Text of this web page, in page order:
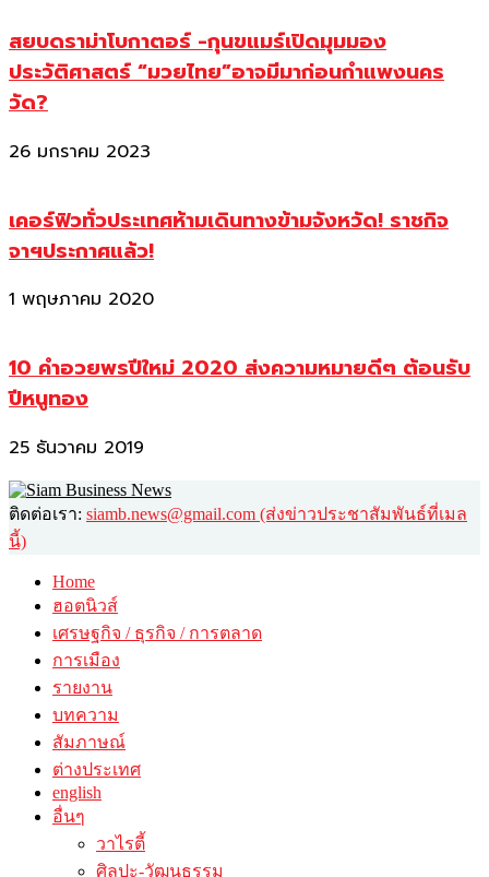
สยบดราม่าโบกาตอร์ -กุนขแมร์เปิดมุมมอง
ประวัติศาสตร์ “มวยไทย”อาจมีมาก่อนกำแพงนคร
วัด?
26 มกราคม 2023
เคอร์ฟิวทั่วประเทศห้ามเดินทางข้ามจังหวัด! ราชกิจ
จาฯประกาศแล้ว!
1 พฤษภาคม 2020
10 คำอวยพรปีใหม่ 2020 ส่งความหมายดีๆ ต้อนรับ
ปีหนูทอง
25 ธันวาคม 2019
ติดต่อเรา: siamb.news@gmail.com (ส่งข่าวประชาสัมพันธ์ที่เมล
นี้)
Home
ฮอตนิวส์
เศรษฐกิจ / ธุรกิจ / การตลาด
การเมือง
รายงาน
บทความ
สัมภาษณ์
ต่างประเทศ
english
อื่นๆ
วาไรตี้
ศิลปะ-วัฒนธรรม